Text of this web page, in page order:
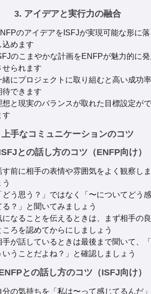
3. アイデアと実行力の融合
のアイデアをISFJが実現可能な形に落
込めます
のこまやかな計画をENFPが魅力的に
せられます
緒にプロジェクトに取り組むと高い成功
待できます
想と現実のバランスが取れた目標設定が
す
上手なコミュニケーションのコツ
との話し方のコツ（ENFP向け）
す前に相手の表情や雰囲気をよく観察し
う
どう思う？」ではなく「〜についてどう
る？」と聞いてみましょう
になることを伝えるときは、まず相手の
ころを認めてからにしましょう
手が話しているときは最後まで聞いて、「
いうことだよね？」と確認しましょう
との話し方のコツ（ISFJ向け）
分の気持ちを「私は〜って感じてるんだ